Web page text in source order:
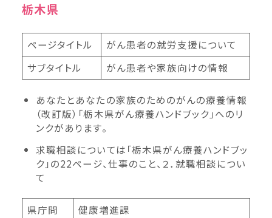
栃木県
ページタイトル
がん患者の就労支援について
サブタイトル
がん患者や家族向けの情報
あなたとあなたの家族のためのがんの療養情報
（改訂版）「栃木県がん療養ハンドブック」へのリ
ンクがあります。
求職相談については「栃木県がん療養ハンドブッ
ク」の22ページ、仕事のこと、２．就職相談につい
て
県庁問
健康増進課